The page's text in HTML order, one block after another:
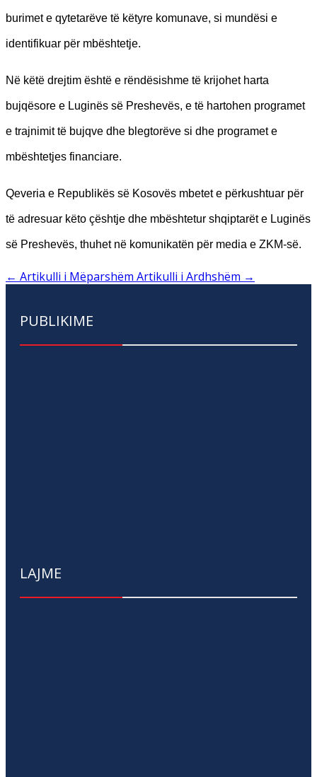
burimet e qytetarëve të këtyre komunave, si mundësi e
identifikuar për mbështetje.
Në këtë drejtim është e rëndësishme të krijohet harta
bujqësore e Luginës së Preshevës, e të hartohen programet
e trajnimit të bujqve dhe blegtorëve si dhe programet e
mbështetjes financiare.
Qeveria e Republikës së Kosovës mbetet e përkushtuar për
të adresuar këto çështje dhe mbështetur shqiptarët e Luginës
së Preshevës, thuhet në komunikatën për media e ZKM-së.
← Artikulli i Mëparshëm Artikulli i Ardhshëm →
PUBLIKIME
LAJME